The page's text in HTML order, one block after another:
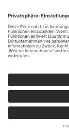
Einfamilienhaus
156 m²
WOHNFLÄCHE